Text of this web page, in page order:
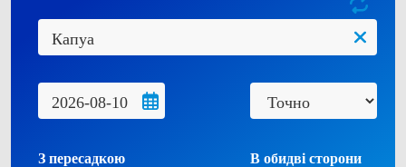
З пересадкою В обидві сторони